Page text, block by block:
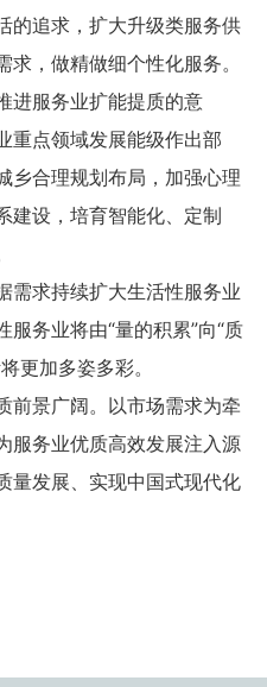
的追求，扩大升级类服务供
，做精做细个性化服务。
进服务业扩能提质的意
重点领域发展能级作出部
乡合理规划布局，加强心理
建设，培育智能化、定制
需求持续扩大生活性服务业
务业将由“量的积累”向“质
更加多姿多彩。
前景广阔。以市场需求为牵
服务业优质高效发展注入源
量发展、实现中国式现代化